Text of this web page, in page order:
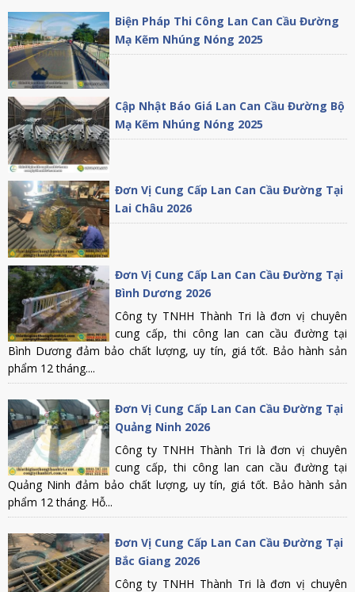
Biện Pháp Thi Công Lan Can Cầu Đường
Mạ Kẽm Nhúng Nóng 2025
Cập Nhật Báo Giá Lan Can Cầu Đường Bộ
Mạ Kẽm Nhúng Nóng 2025
Đơn Vị Cung Cấp Lan Can Cầu Đường Tại
Lai Châu 2026
Đơn Vị Cung Cấp Lan Can Cầu Đường Tại
Bình Dương 2026
Công ty TNHH Thành Tri là đơn vị chuyên
cung cấp, thi công lan can cầu đường tại
Bình Dương đảm bảo chất lượng, uy tín, giá tốt. Bảo hành sản
phẩm 12 tháng....
Đơn Vị Cung Cấp Lan Can Cầu Đường Tại
Quảng Ninh 2026
Công ty TNHH Thành Tri là đơn vị chuyên
cung cấp, thi công lan can cầu đường tại
Quảng Ninh đảm bảo chất lượng, uy tín, giá tốt. Bảo hành sản
phẩm 12 tháng. Hỗ...
Đơn Vị Cung Cấp Lan Can Cầu Đường Tại
Bắc Giang 2026
Công ty TNHH Thành Tri là đơn vị chuyên